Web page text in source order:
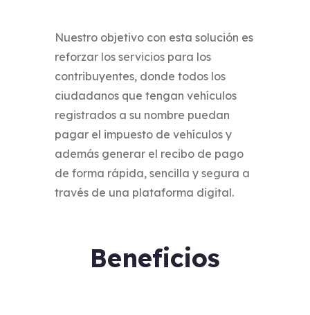
Nuestro objetivo con esta solución es
reforzar los servicios para los
contribuyentes, donde todos los
ciudadanos que tengan vehículos
registrados a su nombre puedan
pagar el impuesto de vehículos y
además generar el recibo de pago
de forma rápida, sencilla y segura a
través de una plataforma digital.
Beneficios